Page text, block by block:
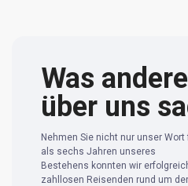
Was
über uns
Nehmen Sie nicht nur unser
als sechs Jahren unseres
Bestehens konnten wir
zahllosen Reisenden rund um